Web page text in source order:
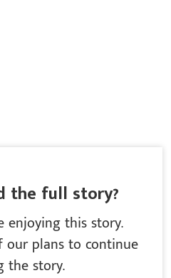
the full story?
enjoying this story.
our plans to continue
the story.